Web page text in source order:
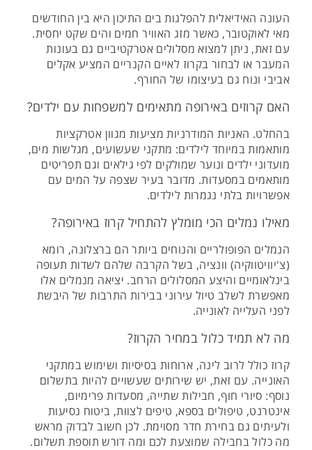
העונה האידיאלית להפלגות בים התיכון היא בין החודשים
מאי לאוקטובר, כאשר מזג האוויר חמים והים שקט יחסית.
עם זאת, ניתן למצוא מסלולים אטרקטיביים גם בעונות
המעבר או לבחור בקרוז לאיים הקנריים המציע אקלים
אביבי ונוח גם בעיצומו של החורף.
האם קרוזים באירופה מתאימים למשפחות עם ילדים?
בהחלט. האניות המודרניות מציעות מגוון אטרקציות
מותאמות במיוחד לילדים: מתקני שעשועים, מגלשות מים,
מועדוני ילדים ונוער שמולקים לפי גילאים וגם תפריטים
מותאמים במסעדות. מדובר בעיר שצפה על המים עם
אפשרויות בלתי נגמרות לילדים.
מאילו נמלים הכי מומלץ להתחיל קרוז באירופה?
הנמלים הפופולריים והנוחים ביותר הם ברצלונה, רומא
(צ'יוויטווקיה) וונציה, בשל הקרבה שלהם לשדות תעופה
בינלאומיים והיצע המסלולים הרחב. יציאה מנמלים אלו
מאפשרת לשלב טיול עירוני בבירות התרבות של היבשת
לפני העלייה לאונייה.
מה לא תמיד כלול במחיר הקרוז?
קרוז כולל לרוב לינה, ארוחות בסיסיות ושימוש במתקני
האונייה. עם זאת, יש שירותים שעשויים להיות בתשלום
נוסף: סיורי חוף, חבילות שתייה, מסעדות פרימיום,
אינטרנט, טיפולים בספא, טיפים לצוות, ביטוח נסיעות
ולעיתים גם בחירת חדר מסוימת. לכן חשוב לבדוק מראש
מה כלול בחבילה שמוצעת לכם ומה דורש תוספת תשלום.